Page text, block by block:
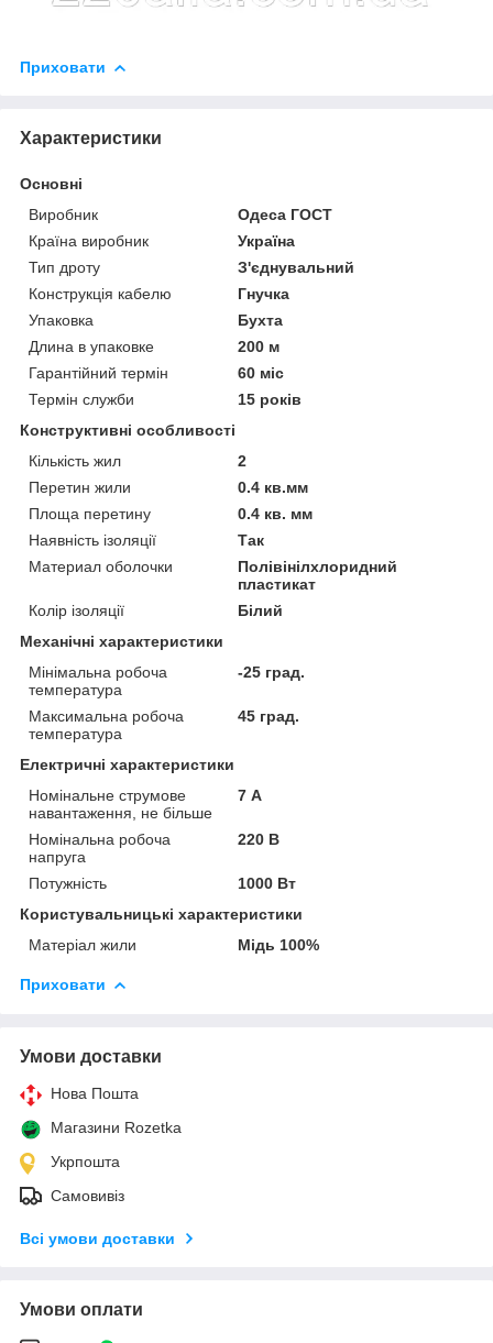
Приховати
Характеристики
Основні
Виробник
Одеса ГОСТ
Країна виробник
Україна
Тип дроту
З'єднувальний
Конструкція кабелю
Гнучка
Упаковка
Бухта
Длина в упаковке
200 м
Гарантійний термін
60 міс
Термін служби
15 років
Конструктивні особливості
Кількість жил
2
Перетин жили
0.4 кв.мм
Площа перетину
0.4 кв. мм
Наявність ізоляції
Так
Материал оболочки
Полівінілхлоридний
пластикат
Колір ізоляції
Білий
Механічні характеристики
Мінімальна робоча
температура
-25 град.
Максимальна робоча
температура
45 град.
Електричні характеристики
Номінальне струмове
навантаження, не більше
7 А
Номінальна робоча
напруга
220 В
Потужність
1000 Вт
Користувальницькі характеристики
Матеріал жили
Мідь 100%
Приховати
Умови доставки
Нова Пошта
Магазини Rozetka
Укрпошта
Самовивіз
Всі умови доставки
Умови оплати